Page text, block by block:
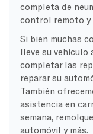
completa de
control remoto y
Si bien muchas
lleve su vehículo
completar las
reparar su
También
asistencia en
semana,
automóvil y más.